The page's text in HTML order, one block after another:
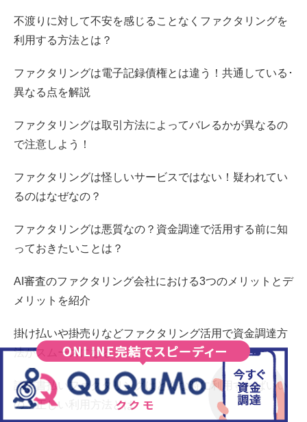
不渡りに対して不安を感じることなくファクタリングを
利用する方法とは？
ファクタリングは電子記録債権とは違う！共通している･
異なる点を解説
ファクタリングは取引方法によってバレるかが異なるの
で注意しよう！
ファクタリングは怪しいサービスではない！疑われてい
るのはなぜなの？
ファクタリングは悪質なの？資金調達で活用する前に知
っておきたいことは？
AI審査のファクタリング会社における3つのメリットとデ
メリットを紹介
掛け払いや掛売りなどファクタリング活用で資金調達方
法がスムーズになる
請求書払いファクタリングはどんな時に利用すればいい
の？正しい利用方法とは